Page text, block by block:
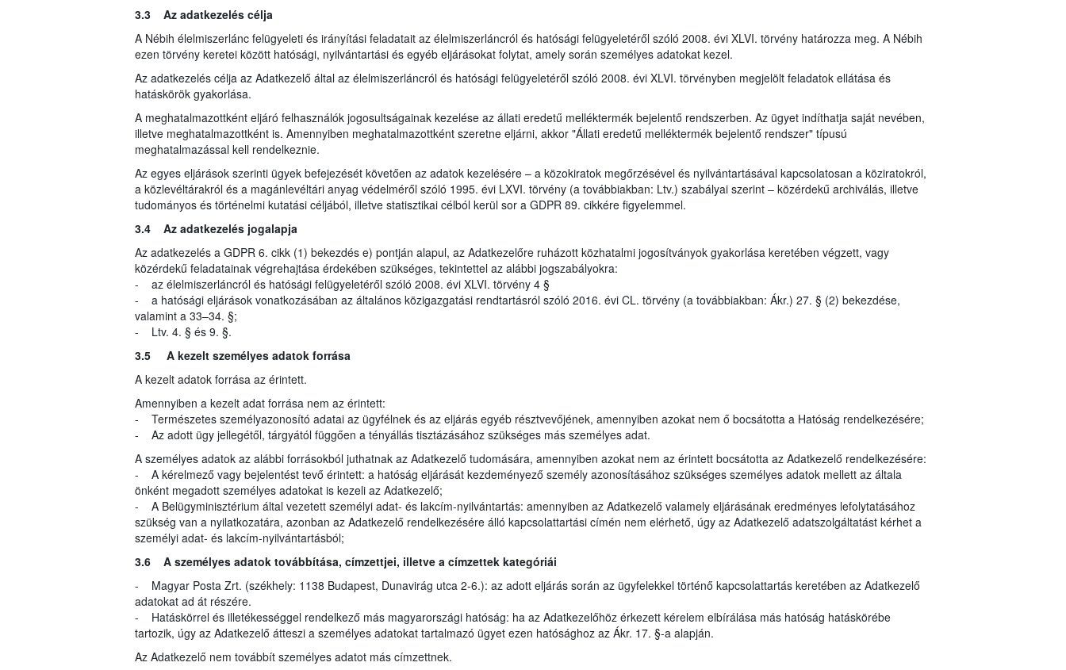
3.3 Az adatkezelés célja
A Nébih élelmiszerlánc felügyeleti és irányítási feladatait az élelmiszerláncról és hatósági felügyeletéről szóló 2008. évi XLVI. törvény határozza meg. A Nébih
ezen törvény keretei között hatósági, nyilvántartási és egyéb eljárásokat folytat, amely során személyes adatokat kezel.
Az adatkezelés célja az Adatkezelő által az élelmiszerláncról és hatósági felügyeletéről szóló 2008. évi XLVI. törvényben megjelölt feladatok ellátása és
hatáskörök gyakorlása.
A meghatalmazottként eljáró felhasználók jogosultságainak kezelése az állati eredetű melléktermék bejelentő rendszerben. Az ügyet indíthatja saját nevében,
illetve meghatalmazottként is. Amennyiben meghatalmazottként szeretne eljárni, akkor "Állati eredetű melléktermék bejelentő rendszer" típusú
meghatalmazással kell rendelkeznie.
Az egyes eljárások szerinti ügyek befejezését követően az adatok kezelésére – a közokiratok megőrzésével és nyilvántartásával kapcsolatosan a köziratokról,
a közlevéltárakról és a magánlevéltári anyag védelméről szóló 1995. évi LXVI. törvény (a továbbiakban: Ltv.) szabályai szerint – közérdekű archiválás, illetve
tudományos és történelmi kutatási céljából, illetve statisztikai célból kerül sor a GDPR 89. cikkére figyelemmel.
3.4 Az adatkezelés jogalapja
Az adatkezelés a GDPR 6. cikk (1) bekezdés e) pontján alapul, az Adatkezelőre ruházott közhatalmi jogosítványok gyakorlása keretében végzett, vagy
közérdekű feladatainak végrehajtása érdekében szükséges, tekintettel az alábbi jogszabályokra:
- az élelmiszerláncról és hatósági felügyeletéről szóló 2008. évi XLVI. törvény 4 §
- a hatósági eljárások vonatkozásában az általános közigazgatási rendtartásról szóló 2016. évi CL. törvény (a továbbiakban: Ákr.) 27. § (2) bekezdése,
valamint a 33–34. §;
- Ltv. 4. § és 9. §.
3.5 A kezelt személyes adatok forrása
A kezelt adatok forrása az érintett.
Amennyiben a kezelt adat forrása nem az érintett:
- Természetes személyazonosító adatai az ügyfélnek és az eljárás egyéb résztvevőjének, amennyiben azokat nem ő bocsátotta a Hatóság rendelkezésére;
- Az adott ügy jellegétől, tárgyától függően a tényállás tisztázásához szükséges más személyes adat.
A személyes adatok az alábbi forrásokból juthatnak az Adatkezelő tudomására, amennyiben azokat nem az érintett bocsátotta az Adatkezelő rendelkezésére:
- A kérelmező vagy bejelentést tevő érintett: a hatóság eljárását kezdeményező személy azonosításához szükséges személyes adatok mellett az általa
önként megadott személyes adatokat is kezeli az Adatkezelő;
- A Belügyminisztérium által vezetett személyi adat- és lakcím-nyilvántartás: amennyiben az Adatkezelő valamely eljárásának eredményes lefolytatásához
szükség van a nyilatkozatára, azonban az Adatkezelő rendelkezésére álló kapcsolattartási címén nem elérhető, úgy az Adatkezelő adatszolgáltatást kérhet a
személyi adat- és lakcím-nyilvántartásból;
3.6 A személyes adatok továbbítása, címzettjei, illetve a címzettek kategóriái
- Magyar Posta Zrt. (székhely: 1138 Budapest, Dunavirág utca 2-6.): az adott eljárás során az ügyfelekkel történő kapcsolattartás keretében az Adatkezelő
adatokat ad át részére.
- Hatáskörrel és illetékességgel rendelkező más magyarországi hatóság: ha az Adatkezelőhöz érkezett kérelem elbírálása más hatóság hatáskörébe
tartozik, úgy az Adatkezelő átteszi a személyes adatokat tartalmazó ügyet ezen hatósághoz az Ákr. 17. §-a alapján.
Az Adatkezelő nem továbbít személyes adatot más címzettnek.